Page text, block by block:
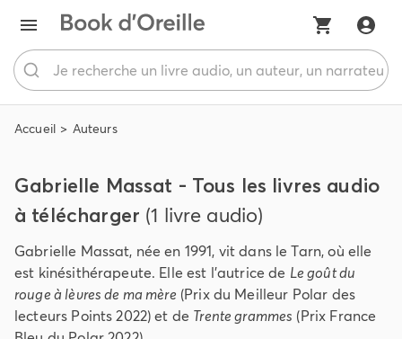
Accueil Auteurs
Gabrielle Massat - Tous les livres audio
à télécharger (1 livre audio)
Gabrielle Massat, née en 1991, vit dans le Tarn, où elle
est kinésithérapeute. Elle est l’autrice de Le goût du
rouge à lèvres de ma mère (Prix du Meilleur Polar des
lecteurs Points 2022) et de Trente grammes (Prix France